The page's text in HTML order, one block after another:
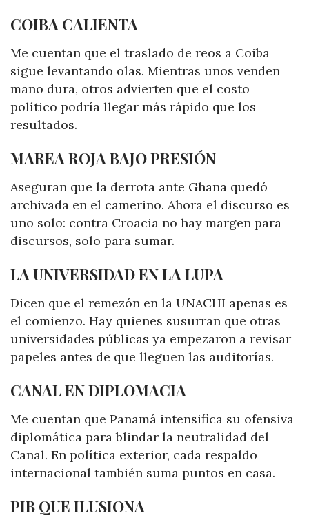
COIBA CALIENTA
Me cuentan que el traslado de reos a Coiba
sigue levantando olas. Mientras unos venden
mano dura, otros advierten que el costo
político podría llegar más rápido que los
resultados.
MAREA ROJA BAJO PRESIÓN
Aseguran que la derrota ante Ghana quedó
archivada en el camerino. Ahora el discurso es
uno solo: contra Croacia no hay margen para
discursos, solo para sumar.
LA UNIVERSIDAD EN LA LUPA
Dicen que el remezón en la UNACHI apenas es
el comienzo. Hay quienes susurran que otras
universidades públicas ya empezaron a revisar
papeles antes de que lleguen las auditorías.
CANAL EN DIPLOMACIA
Me cuentan que Panamá intensifica su ofensiva
diplomática para blindar la neutralidad del
Canal. En política exterior, cada respaldo
internacional también suma puntos en casa.
PIB QUE ILUSIONA